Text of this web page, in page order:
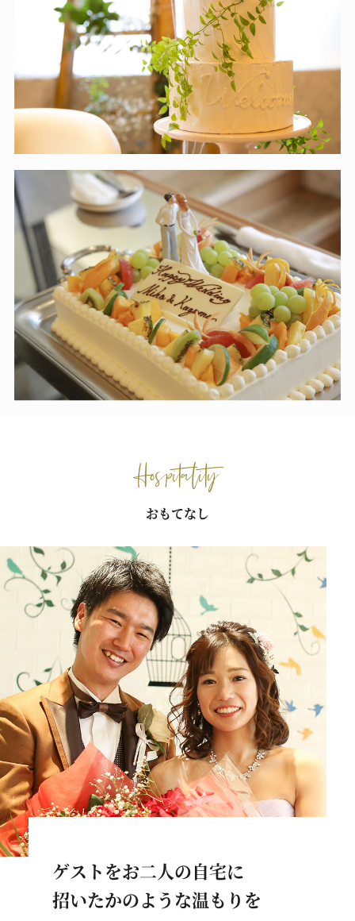
Hospitality
おもてなし
ゲストをお二人の自宅に
招いたかのような温もりを